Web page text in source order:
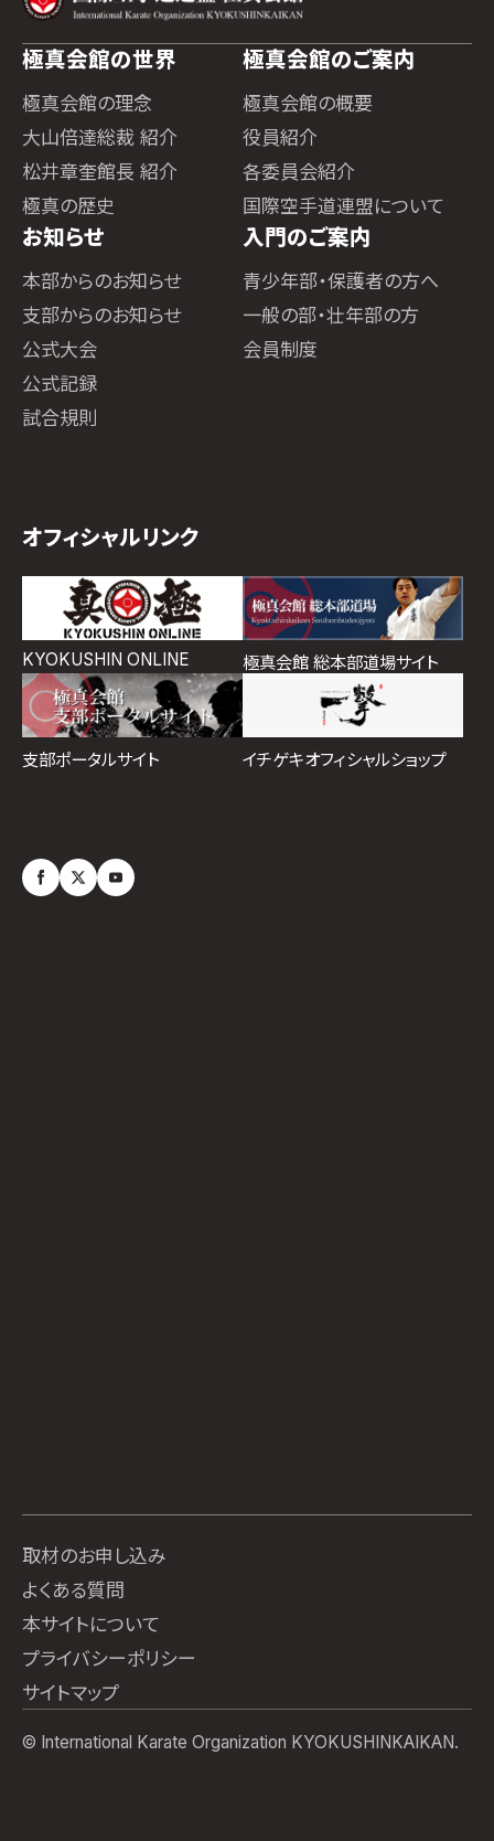
極真会館の世界
極真会館の理念
大山倍達総裁 紹介
松井章奎館長 紹介
極真の歴史
極真会館のご案内
極真会館の概要
役員紹介
各委員会紹介
国際空手道連盟について
お知らせ
本部からのお知らせ
支部からのお知らせ
公式大会
公式記録
試合規則
入門のご案内
青少年部・保護者の方へ
一般の部・壮年部の方
会員制度
オフィシャルリンク
KYOKUSHIN ONLINE 極真会館 総本部道場サイト
支部ポータルサイト イチゲキオフィシャルショップ
取材のお申し込み
よくある質問
本サイトについて
プライバシーポリシー
サイトマップ
© International Karate Organization KYOKUSHINKAIKAN.